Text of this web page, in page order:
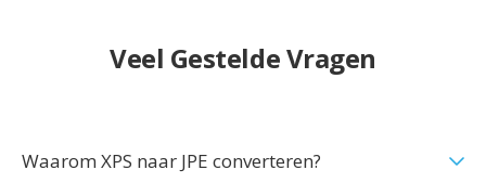
Veel Gestelde Vragen
Waarom XPS naar JPE converteren?